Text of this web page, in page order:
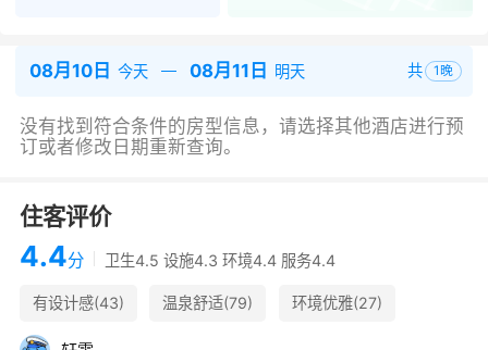
08月10日 今天 08月11日 明天 共 1 晚
没有找到符合条件的房型信息，请选择其他酒店进行预
订或者修改日期重新查询。
住客评价
4.4分 卫生4.5 设施4.3 环境4.4 服务4.4
有设计感(43) 温泉舒适(79)
环境优雅(27)
晚餐很棒(17)